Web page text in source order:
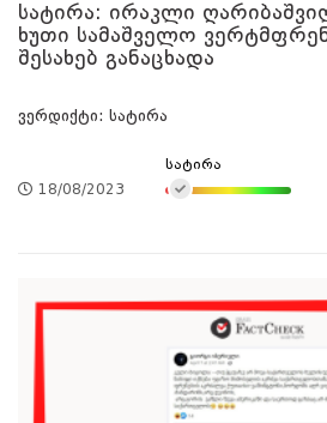
სატირა: ირაკლი
ხუთი სამაშველო
შესახებ განაცხადა
ვერდიქტი: სატირა
18/08/2023
სატირა